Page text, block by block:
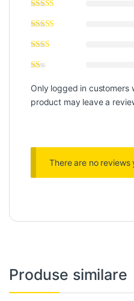
Only logged in customers
product may leave a
There are no reviews
Produse similare